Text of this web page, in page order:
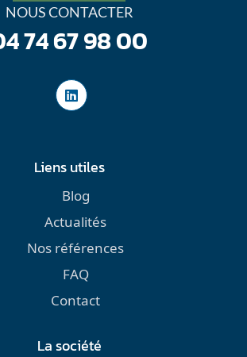
NOUS CONTACTER
74 67 98 00
Liens utiles
Blog
Actualités
Nos références
FAQ
Contact
La société